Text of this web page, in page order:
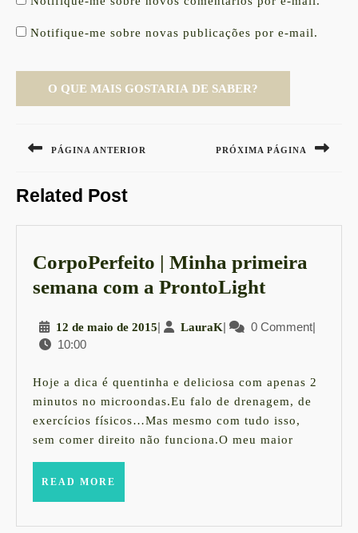
Notifique-me sobre novas publicações por e-mail.
de
PÁGINA ANTERIOR
post:
PRÓXIMA PÁGINA
Related Post
CorpoPerfeito | Minha primeira
semana com a ProntoLight
Minha
semana
com
a
12 de maio de 201512
de
2015
| LauraKLauraK
| 0 Comment|
10:00
Hoje a dica é quentinha e deliciosa com apenas 2
minutos no microondas.Eu falo de drenagem, de
exercícios físicos…Mas mesmo com tudo isso,
sem comer direito não funciona.O meu maior
READ MORE